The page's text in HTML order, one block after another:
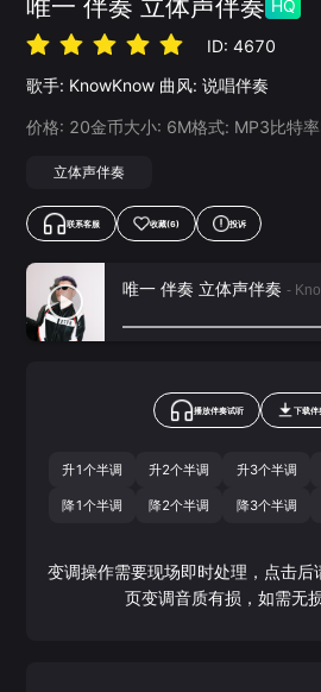
唯一 伴奏 立体声伴奏 HQ
ID:4670
歌手: KnowKnow 曲风: 说唱伴奏
价格: 20金币大小: 6M格式: MP3比特
立体声伴奏
联系客服 收藏(6) 投诉
唯一 伴奏 立体声伴奏 -
播放伴奏试听 下载伴
升1个半调 升2个半调 升3个半调
降1个半调 降2个半调 降3个半调
变调操作需要现场即时处理，点击
页变调音质有损，如需无